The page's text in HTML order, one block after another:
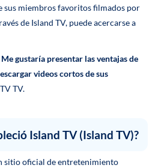
sus miembros favoritos filmados por
de Island TV, puede acercarse a
Me gustaría presentar las ventajas de
videos cortos de sus
TV TV.
Island TV (Island TV)?
sitio oficial de entretenimiento